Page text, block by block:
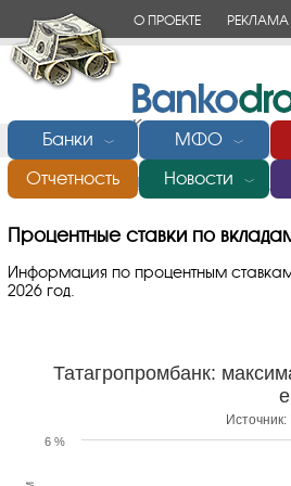
О ПРОЕКТЕ РЕКЛАМА
Банки ﹀ МФО ﹀
Отчетность Новости ﹀
Главная/Банки России/
Процентные ставки по
Информация по процентным
2026 год.
Татагропромбанк:
6 %